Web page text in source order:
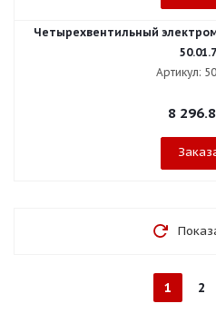
Четырехвентильный
Артикул:
8
1 2